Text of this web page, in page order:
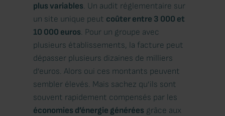
plus variables. Un audit réglementaire sur
un site unique peut coûter entre 3 000 et
10 000 euros. Pour un groupe avec
plusieurs établissements, la facture peut
dépasser plusieurs dizaines de milliers
d’euros. Alors oui ces montants peuvent
sembler élevés. Mais sachez qu’ils sont
souvent rapidement compensés par les
économies d’énergie générées grâce aux